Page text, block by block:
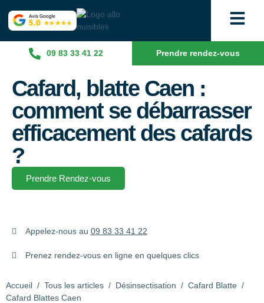
09 83 33 41 22 Prendre rendez-vous
Cafard, blatte Caen :
comment se débarrasser
efficacement des cafards
?
Prendre Rendez-vous
Appelez-nous au 09 83 33 41 22
Prenez rendez-vous en ligne en quelques clics
Accueil / Tous les articles / Désinsectisation / Cafard Blatte /
Cafard Blattes Caen